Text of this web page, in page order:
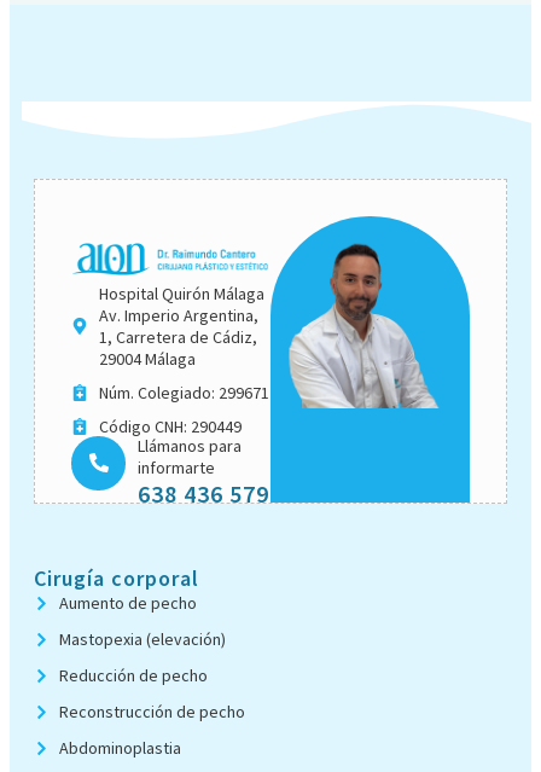
Hospital Quirón Málaga
Av. Imperio Argentina,
1, Carretera de Cádiz,
29004 Málaga
Núm. Colegiado: 299671
Código CNH: 290449
Llámanos para
informarte
638 436 579
Cirugía corporal
Aumento de pecho
Mastopexia (elevación)
Reducción de pecho
Reconstrucción de pecho
Abdominoplastia